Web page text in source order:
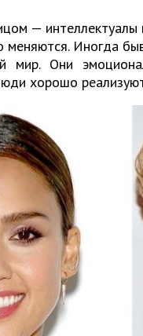
— интеллектуалы
меняются. Иногда
мир. Они
хорошо